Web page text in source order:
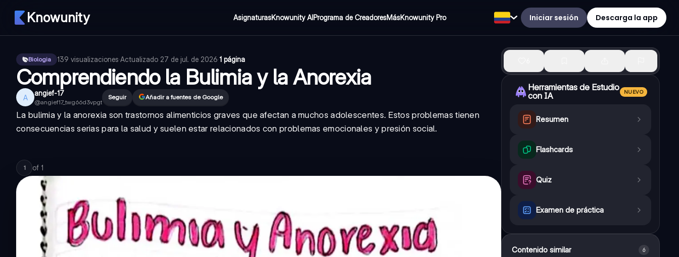
Knowunity AsignaturasKnowunity AIPrograma de CreadoresMásKnowunity Pro Iniciar sesión Descarga la app
Biologia 139 visualizaciones·Actualizado 27 de jul. de 2026·1 página
Comprendiendo la Bulimia y la Anorexia
A angief-17
@angief17_twg66d3vpgt
Seguir Añadir a fuentes de Google
La bulimia y la anorexia son trastornos alimenticios graves que afectan a muchos adolescentes. Estos problemas tienen
consecuencias serias para la salud y suelen estar relacionados con problemas emocionales y presión social.
1 of 1
Herramientas de Estudio
con IA
NUEVO
Resumen
Flashcards
Quiz
Examen de práctica
Contenido similar 6